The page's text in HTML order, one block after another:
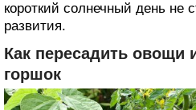
короткий солнечный день не
развития.
Как пересадить овощи
горшок